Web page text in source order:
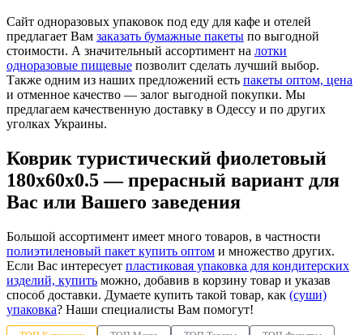
Сайт одноразовых упаковок под еду для кафе и отелей
предлагает Вам заказать бумажные пакеты по выгодной
стоимости. А значительный ассортимент на лотки
одноразовые пищевые позволит сделать лучший выбор.
Также одним из наших предложений есть пакеты оптом, цена
и отменное качество — залог выгодной покупки. Мы
предлагаем качественную доставку в Одессу и по других
уголках Украины.
Коврик туристический фиолетовый
180х60х0.5 — прерасный вариант для
Вас или Вашего заведения
Большой ассортимент имеет много товаров, в частности
полиэтиленовый пакет купить оптом и множество других.
Если Вас интересует пластиковая упаковка для кондитерских
изделий, купить можно, добавив в корзину товар и указав
способ доставки. Думаете купить такой товар, как (суши)
упаковка? Наши специалисты Вам помогут!